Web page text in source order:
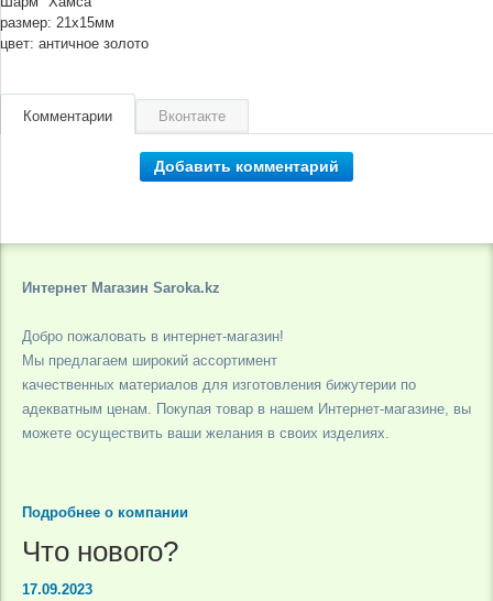
размер: 21х15мм
цвет: античное золото
Комментарии Вконтакте
Добавить комментарий
Интернет Магазин Saroka.kz
Добро пожаловать в интернет-магазин!
Мы предлагаем широкий ассортимент
качественных материалов для изготовления бижутерии по
адекватным ценам. Покупая товар в нашем Интернет-магазине, вы
можете осуществить ваши желания в своих изделиях.
Подробнее о компании
Что нового?
17.09.2023